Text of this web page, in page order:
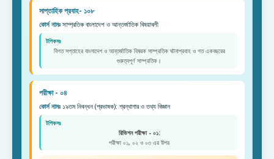
সাপ্তাহিক প্রবাহ- ১০৮
কোর্স নামঃ সাম্প্রতিক বাংলাদেশ ও আন্তর্জাতিক বিষয়াবলী
টপিকসঃ
বিগত সপ্তাহের বাংলাদেশ ও আন্তর্জাতিক বিষয়ক সাম্প্রতিক ঘটনাপ্রবাহ ও গত একবছরের
গুরুত্বপূর্ণ সাম্প্রতিক।
পরীক্ষা - ০৪
কোর্স নামঃ ১৯তম নিবন্ধন (প্রভাষক): গ্রন্থাগার ও তথ্য বিজ্ঞান
টপিকসঃ
রিভিশন পরীক্ষা - ০১:
পরীক্ষা ০১, ০২ ও ০৩ এর উপর